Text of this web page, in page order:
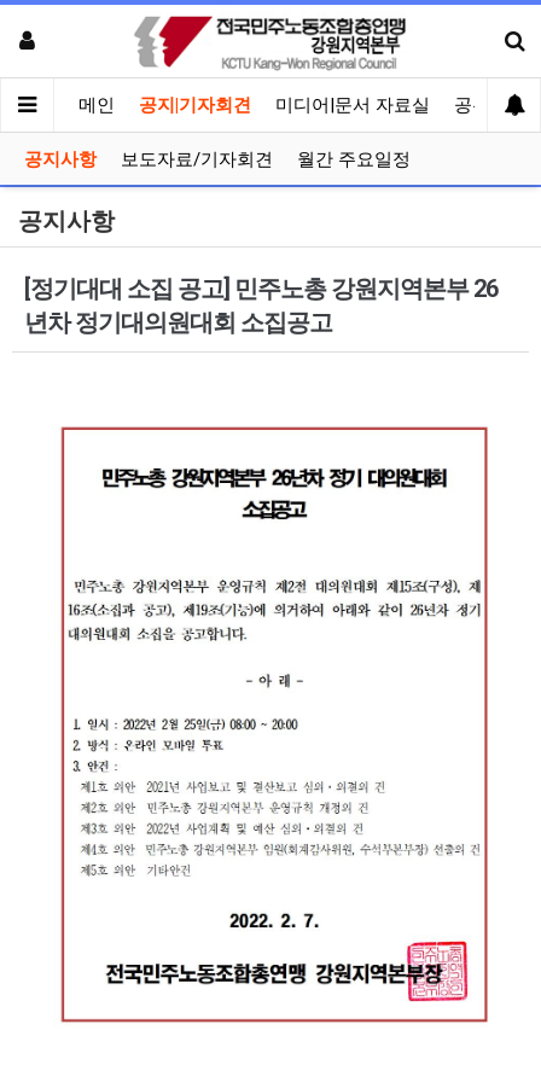
메인 공지|기자회견 미디어|문서 자료실 공유게시
공지사항 보도자료/기자회견 월간 주요일정
공지사항
[정기대대 소집 공고] 민주노총 강원지역본부 26
년차 정기대의원대회 소집공고